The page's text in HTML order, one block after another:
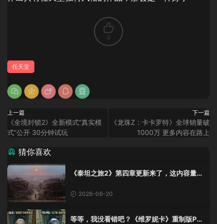
0
任天堂
上一篇
《全境封锁2》全新模式“真实模
式”公开 30分钟试玩
下一篇
《龙珠Z：卡卡罗特》全球销量破
1000万 更多内容在路上
猜你喜欢
《泰坦之旅2》第四章更新来了，这内容量感
2026-06-20
等等，我没看错吧？《维罗妮卡》重制版PS